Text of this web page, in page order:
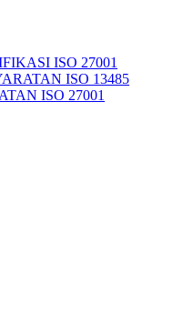
ISO 27001
ISO 13485
ISO 27001